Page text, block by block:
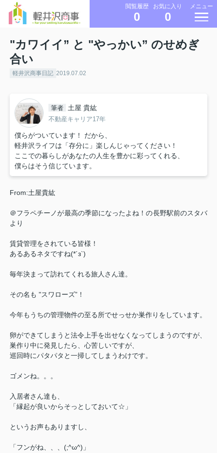
閲覧履歴
0
お気に入り
0
メニュー
"カワイイ” と "やっかい” のせめぎ
合い
軽井沢商事日記 2019.07.02
筆者 土屋 貴紘
不動産キャリア17年
僕らがついています！ だから、
軽井沢ライフは「存分に」楽しんじゃってください！
ここでの暮らしがあなたの人生を豊かに彩ってくれる、
僕らはそう信じています。
From:土屋貴紘
＠フラペチーノが最高の季節になったよね！の長野駅前のスタバ
より
賃貸管理をされている皆様！
あるあるネタですね(*´з`)
毎年決まって訪れてくれる旅人さん達。
その名も "スワローズ”！
今年もうちの管理物件の至る所でせっせか巣作りをしています。
卵ができてしまうと法令上手を出せなくなってしまうのですが、
巣作り中に発見したら、心苦しいですが、
巡回時にパタパタと一掃してしまうわけです。
ゴメンね。。。
入居者さん達も、
「縁起が良いからそっとしておいて☆」
というお声もありますし、
「フンがね、、、(;^ω^)」